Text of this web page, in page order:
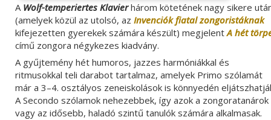
A Wolf-temperiertes Klavierhárom kötetének nagy sikere
(amelyek közül az utolsó, az Invenciók fiatal zongoristáknak
kifejezetten gyerekek számára készült) megjelent A hét
című zongora négykezes kiadvány.
A gyűjtemény hét humoros, jazzes harmóniákkal és
ritmusokkal teli darabot tartalmaz, amelyek Primo szólamát
már a 3–4. osztályos zeneiskolások is könnyedén
A Secondo szólamok nehezebbek, így azok a zongoratanárok
vagy az idősebb, haladó szintű tanulók számára alkalmasak.